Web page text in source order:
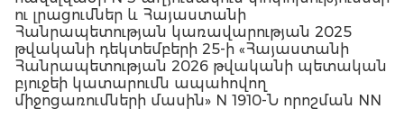
ու լրացումներ և Հայաստանի
Հանրապետության կառավարության 2025
թվականի դեկտեմբերի 25-ի «Հայաստանի
Հանրապետության 2026 թվականի պետական
բյուջեի կատարումն ապահովող
միջոցառումների մասին» N 1910-Ն որոշման NN